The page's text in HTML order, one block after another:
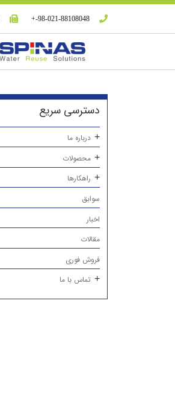
98-021-88108048-+
دسترسی سریع
درباره ما
محصولات
راهکارها
سوابق
اخبار
مقالات
فروش فوری
تماس با ما